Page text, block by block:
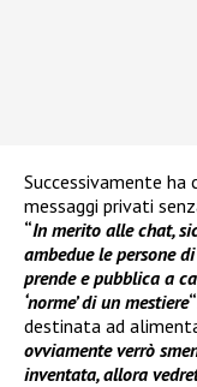
Successivamente ha
messaggi privati
“In merito alle chat,
ambedue le persone
prende e pubblica a
‘norme’ di un mestiere“
destinata ad
ovviamente verrò
inventata, allora